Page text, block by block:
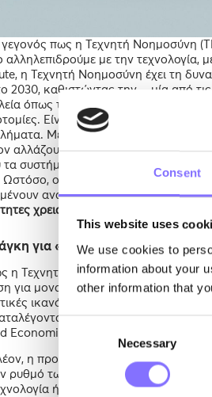
Consent
This website uses
We use cookies to
information about your
other information that
Consent
Necessary
γεγονός πως η Τεχνητή Νοημοσύνη
αλληλεπιδρούμε με την
η Τεχνητή Νοημοσύνη έχει τη
2030, καθιστώντας την - μία από
όπως το Machine Learning, η
Είναι οι νέοι «βοηθοί» μας,
Με την ΤΝ να εξελίσσεται
αλλάζουν ριζικά. Πλέον,
συστήματα με ΤΝ μπορούν να
Ωστόσο, οι ανθρώπινες δεξιότητες,
αναντικατάστατες.Πώς
χρειάζονται οι άνθρωποι για να
για «ανθρώπινες
η Τεχνητή Νοημοσύνη συνεχίζει να
για μοναδικές ανθρώπινες
ικανότητες όπως η κριτική
μεταξύ των κορυφαίων
Economic Forum, 2020).
η προσαρμοστικότητα και η Δια
ρυθμό των μετασχηματισμών. Καθώς
ή νανοτεχνολογία και η